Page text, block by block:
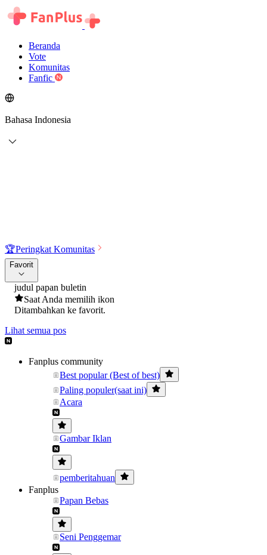
Beranda
Vote
Komunitas
Fanfic
Bahasa Indonesia
🏆Peringkat Komunitas
Favorit
judul papan buletin
Saat Anda memilih ikon
Ditambahkan ke favorit.
Lihat semua pos
Fanplus community
Best popular (Best of best)
Paling populer(saat ini)
Acara
Gambar Iklan
pemberitahuan
Fanplus
Papan Bebas
Seni Penggemar